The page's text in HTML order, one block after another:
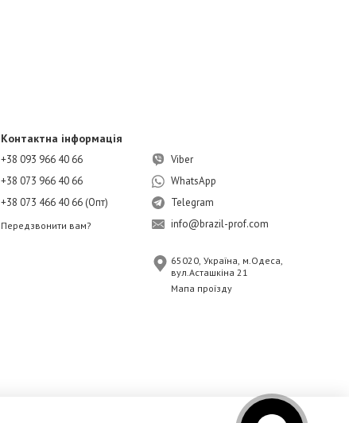
Контактна інформація
+38 093 966 40 66
+38 073 966 40 66
+38 073 466 40 66 (Опт)
Передзвонити вам?
Viber
WhatsApp
Telegram
info@brazil-prof.com
65020, Україна, м.Одеса,
вул.Асташкіна 21
Мапа проїзду